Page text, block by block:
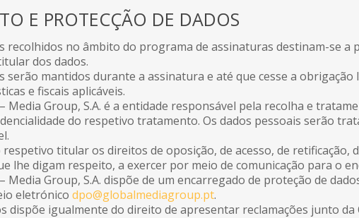
E PROTECÇÃO DE DADOS
recolhidos no âmbito do programa de assinaturas destinam-se a
dos dados.
serão mantidos durante a assinatura e até que cesse a
e fiscais aplicáveis.
Media Group, S.A. é a entidade responsável pela recolha e
do respetivo tratamento. Os dados pessoais serão
titular os direitos de oposição, de acesso, de retificação,
lhe digam respeito, a exercer por meio de comunicação para o
Media Group, S.A. dispõe de um encarregado de proteção de
eletrónico dpo@globalmediagroup.pt.
dispõe igualmente do direito de apresentar reclamações junto da